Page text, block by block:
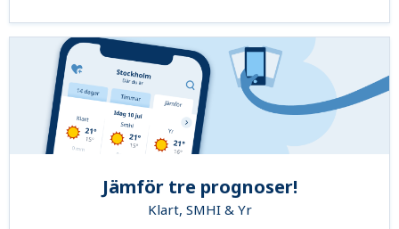
Jämför tre prognoser!
Klart, SMHI & Yr